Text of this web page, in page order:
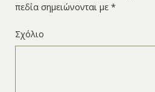
πεδία σημειώνονται με *
Σχόλιο